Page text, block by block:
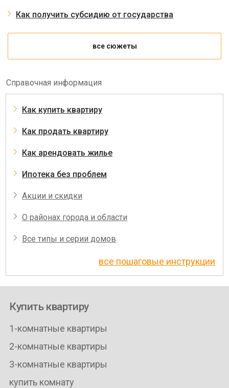
Как получить субсидию от государства
все сюжеты
Справочная информация
Как купить квартиру
Как продать квартиру
Как арендовать жилье
Ипотека без проблем
Акции и скидки
О районах города и области
Все типы и серии домов
все пошаговые инструкции
Купить квартиру
1-комнатные квартиры
2-комнатные квартиры
3-комнатные квартиры
купить комнату